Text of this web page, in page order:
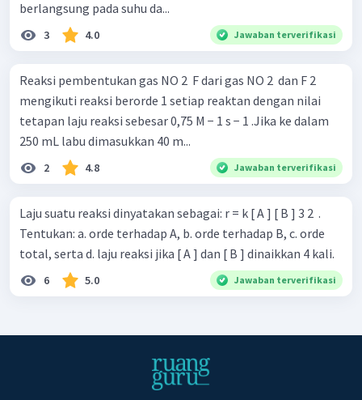
berlangsung pada suhu da...
3 4.0 Jawaban terverifikasi
Reaksi pembentukan gas NO 2 ​ F dari gas NO 2 ​ dan F 2 ​
mengikuti reaksi berorde 1 setiap reaktan dengan nilai
tetapan laju reaksi sebesar 0,75 M − 1 s − 1 .Jika ke dalam
250 mL labu dimasukkan 40 m...
2 4.8 Jawaban terverifikasi
Laju suatu reaksi dinyatakan sebagai: r = k [ A ] [ B ] 3 2 ​ .
Tentukan: a. orde terhadap A, b. orde terhadap B, c. orde
total, serta d. laju reaksi jika [ A ] dan [ B ] dinaikkan 4 kali.
6 5.0 Jawaban terverifikasi